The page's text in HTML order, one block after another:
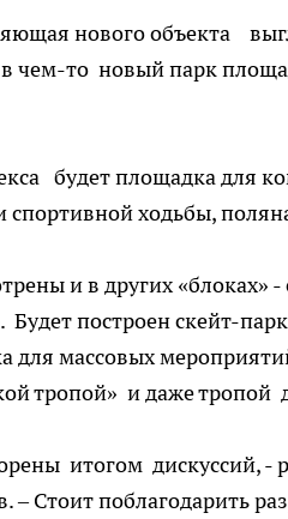
нового объекта
чем-то новый парк
будет площадка для
спортивной ходьбы,
и в других «блоках»
Будет построен скейт-
для массовых
тропой» и даже
итогом дискуссий, -
Стоит поблагодарить